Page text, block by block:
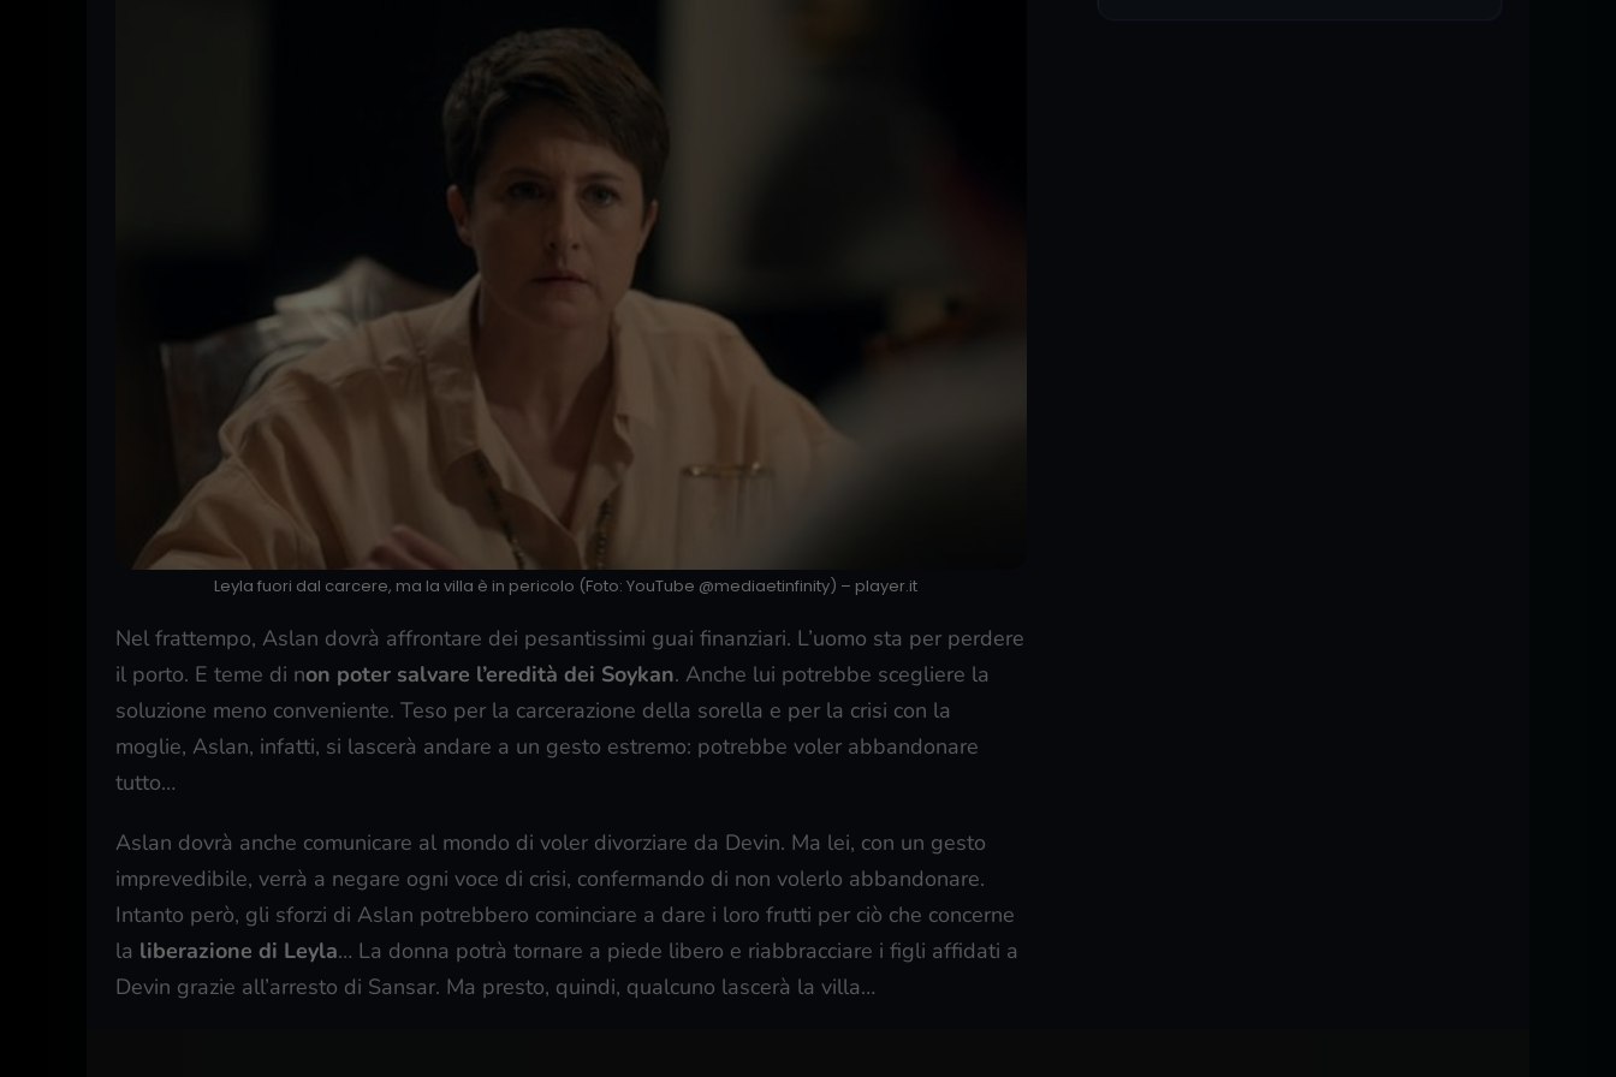
Leyla fuori dal carcere, ma la villa è in pericolo (Foto: YouTube @mediaetinfinity) – player.it
Nel frattempo, Aslan dovrà affrontare dei pesantissimi guai finanziari. L’uomo sta per perdere
il porto. E teme di non poter salvare l’eredità dei Soykan. Anche lui potrebbe scegliere la
soluzione meno conveniente. Teso per la carcerazione della sorella e per la crisi con la
moglie, Aslan, infatti, si lascerà andare a un gesto estremo: potrebbe voler abbandonare
tutto…
Aslan dovrà anche comunicare al mondo di voler divorziare da Devin. Ma lei, con un gesto
imprevedibile, verrà a negare ogni voce di crisi, confermando di non volerlo abbandonare.
Intanto però, gli sforzi di Aslan potrebbero cominciare a dare i loro frutti per ciò che concerne
la liberazione di Leyla… La donna potrà tornare a piede libero e riabbracciare i figli affidati a
Devin grazie all’arresto di Sansar. Ma presto, quindi, qualcuno lascerà la villa…